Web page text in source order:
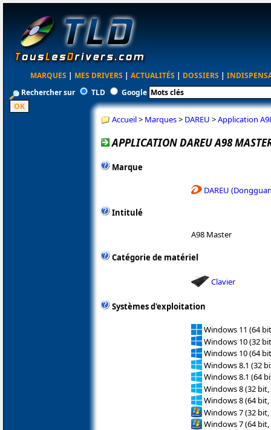
MARQUES | MES DRIVERS | ACTUALITÉS | DOSSIERS |
Rechercher sur
TLD Google
Accueil> Marques> DAREU >Application
APPLICATION DAREU A98
Marque
DAREU
Intitulé
A98 Master
Catégorie de matériel
Clavier
Systèmes d'exploitation
Windows 11 (64
Windows 10 (32
Windows 10 (64
Windows 8.1 (32
Windows 8.1 (64
Windows 8 (32 bit,
Windows 8 (64 bit,
Windows 7 (32 bit,
Windows 7 (64 bit,